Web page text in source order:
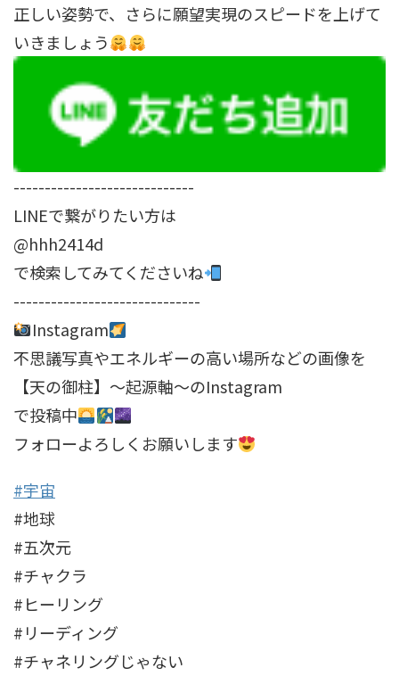
正しい姿勢で、さらに願望実現のスピードを上げて
いきましょう
-----------------------------
LINEで繋がりたい方は
@hhh2414d
で検索してみてくださいね
------------------------------
Instagram
不思議写真やエネルギーの高い場所などの画像を
【天の御柱】～起源軸～のInstagram
で投稿中
フォローよろしくお願いします
#宇宙
#地球
#五次元
#チャクラ
#ヒーリング
#リーディング
#チャネリングじゃない